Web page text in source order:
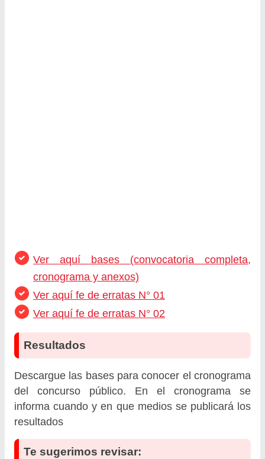
Ver aquí bases (convocatoria completa,
cronograma y anexos)
Ver aquí fe de erratas N° 01
Ver aquí fe de erratas N° 02
Resultados
Descargue las bases para conocer el cronograma
del concurso público. En el cronograma se
informa cuando y en que medios se publicará los
resultados
Te sugerimos revisar: